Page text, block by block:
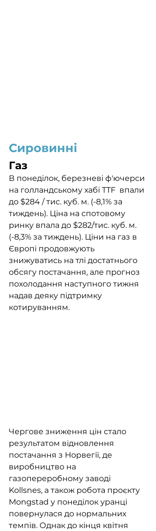
Сировинні
Газ
В понеділок, березневі ф'ючерси
на голландському хабі TTF  впали
до $284 / тис. куб. м. (-8,1% за
тиждень). Ціна на спотовому
ринку впала до $282/тис. куб. м.
(-8,3% за тиждень). Ціни на газ в
Європі продовжують
знижуватись на тлі достатнього
обсягу постачання, але прогноз
похолодання наступного тижня
надав деяку підтримку
котируванням.
Чергове зниження цін стало
результатом відновлення
постачання з Норвегії, де
виробництво на
газопереробному заводі
Kollsnes, а також робота проєкту
Mongstad у понеділок уранці
повернулася до нормальних
темпів. Однак до кінця квітня